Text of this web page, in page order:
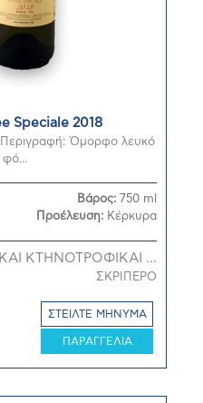
Speciale 2018
Περιγραφή: Όμορφο λευκό
φό...
Βάρος: 750 ml
Προέλευση: Κέρκυρα
ΚΤΗΝΟΤΡΟΦΙΚΑΙ ...
ΣΚΡΙΠΕΡΟ
ΣΤΕΙΛΤΕ ΜΗΝΥΜΑ
ΠΑΡΑΓΓΕΛΙΑ